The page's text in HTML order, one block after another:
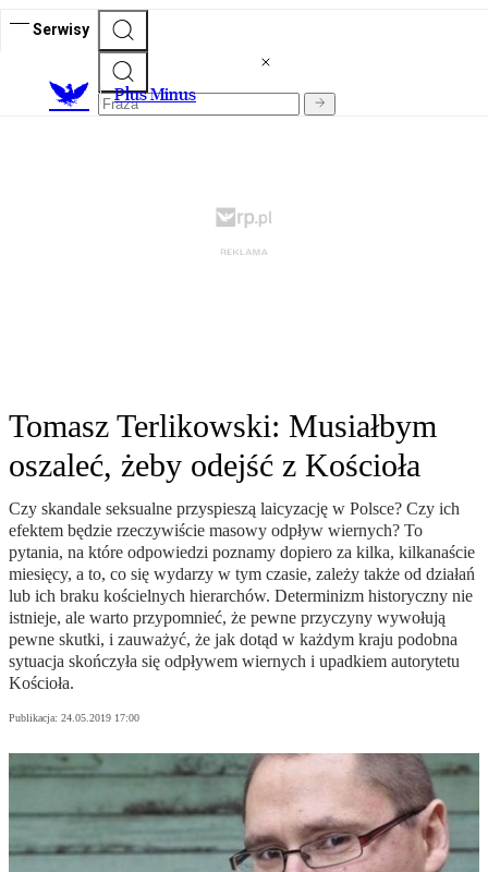
Serwisy
Plus Minus
Tomasz Terlikowski: Musiałbym
oszaleć, żeby odejść z Kościoła
Czy skandale seksualne przyspieszą laicyzację w Polsce? Czy ich
efektem będzie rzeczywiście masowy odpływ wiernych? To
pytania, na które odpowiedzi poznamy dopiero za kilka, kilkanaście
miesięcy, a to, co się wydarzy w tym czasie, zależy także od działań
lub ich braku kościelnych hierarchów. Determinizm historyczny nie
istnieje, ale warto przypomnieć, że pewne przyczyny wywołują
pewne skutki, i zauważyć, że jak dotąd w każdym kraju podobna
sytuacja skończyła się odpływem wiernych i upadkiem autorytetu
Kościoła.
Publikacja: 24.05.2019 17:00